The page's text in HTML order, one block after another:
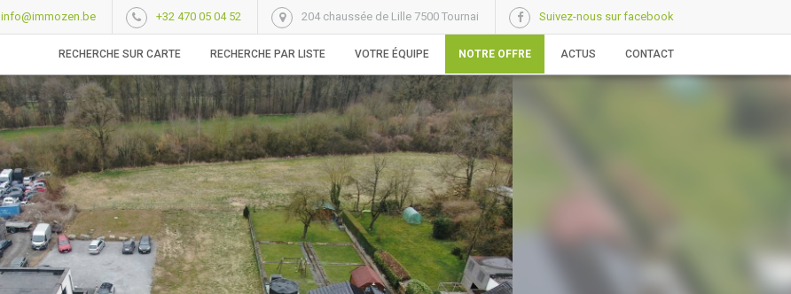
info@immozen.be +32 470 05 04 52 204 chaussée de Lille 7500 Tournai Suivez-nous sur facebook
RECHERCHE SUR CARTE RECHERCHE PAR LISTE VOTRE ÉQUIPE NOTRE OFFRE ACTUS CONTACT